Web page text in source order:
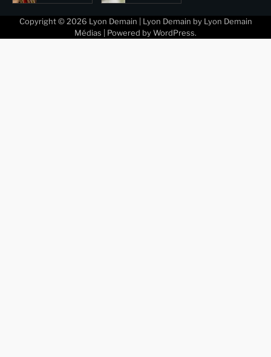
Copyright © 2026 Lyon Demain | Lyon Demain by Lyon Demain
Médias | Powered by WordPress.